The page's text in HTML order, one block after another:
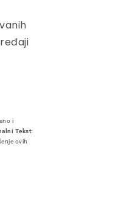
i
Tekst:
ovih